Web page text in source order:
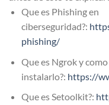
Que es Phishing en
ciberseguridad?:
phishing/
Que es Ngrok y como
instalarlo?: https://
Que es Setoolkit?: